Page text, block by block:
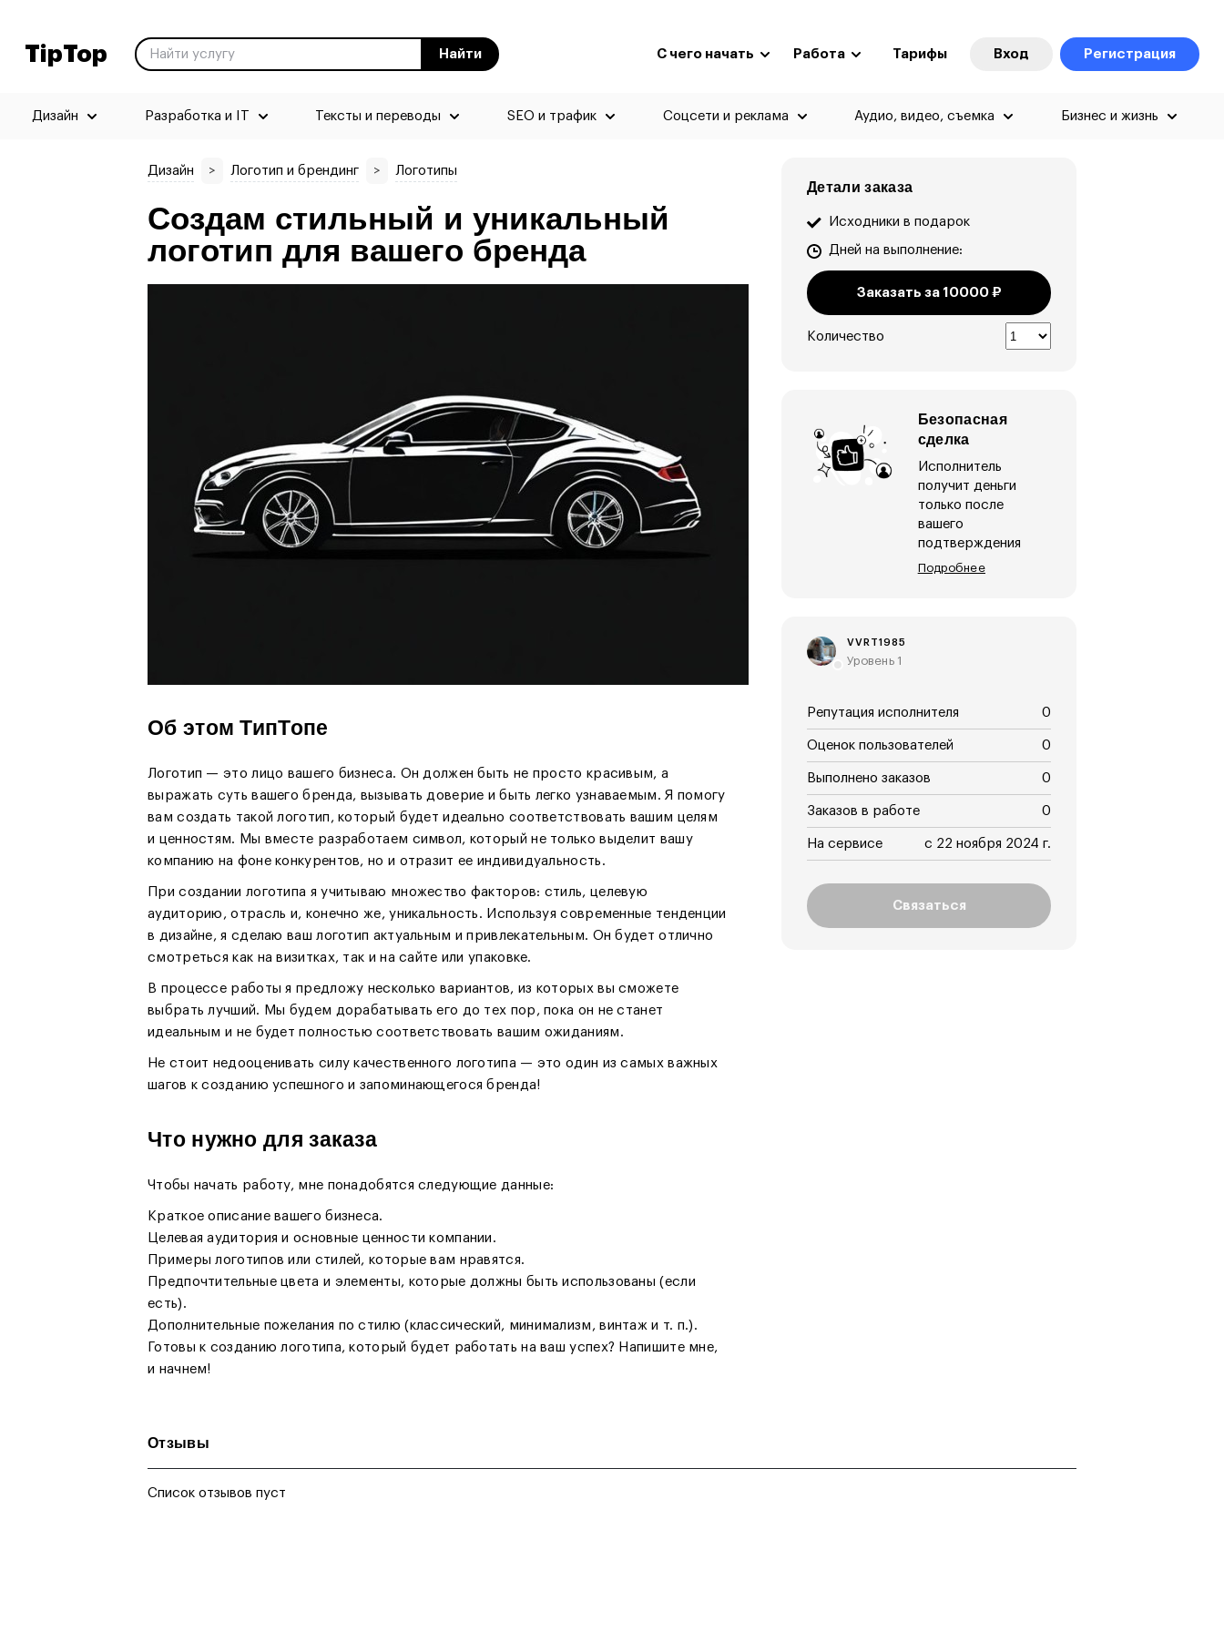
TipTop Найти С чего начать Работа Тарифы Вход Регистрация
Дизайн Разработка и IT Тексты и переводы SEO и трафик Соцсети и реклама Аудио, видео, съемка Бизнес и жизнь
Дизайн > Логотип и брендинг > Логотипы
Создам стильный и уникальный
логотип для вашего бренда
Об этом ТипТопе
Логотип — это лицо вашего бизнеса. Он должен быть не просто красивым, а
выражать суть вашего бренда, вызывать доверие и быть легко узнаваемым. Я помогу
вам создать такой логотип, который будет идеально соответствовать вашим целям
и ценностям. Мы вместе разработаем символ, который не только выделит вашу
компанию на фоне конкурентов, но и отразит ее индивидуальность.
При создании логотипа я учитываю множество факторов: стиль, целевую
аудиторию, отрасль и, конечно же, уникальность. Используя современные тенденции
в дизайне, я сделаю ваш логотип актуальным и привлекательным. Он будет отлично
смотреться как на визитках, так и на сайте или упаковке.
В процессе работы я предложу несколько вариантов, из которых вы сможете
выбрать лучший. Мы будем дорабатывать его до тех пор, пока он не станет
идеальным и не будет полностью соответствовать вашим ожиданиям.
Не стоит недооценивать силу качественного логотипа — это один из самых важных
шагов к созданию успешного и запоминающегося бренда!
Что нужно для заказа
Чтобы начать работу, мне понадобятся следующие данные:
Краткое описание вашего бизнеса.
Целевая аудитория и основные ценности компании.
Примеры логотипов или стилей, которые вам нравятся.
Предпочтительные цвета и элементы, которые должны быть использованы (если
есть).
Дополнительные пожелания по стилю (классический, минимализм, винтаж и т. п.).
Готовы к созданию логотипа, который будет работать на ваш успех? Напишите мне,
и начнем!
Детали заказа
Исходники в подарок
Дней на выполнение:
Заказать за 10000₽
Количество
Безопасная
сделка
Исполнитель
получит деньги
только после
вашего
подтверждения
Подробнее
VVRT1985
Уровень 1
Репутация исполнителя 0
Оценок пользователей 0
Выполнено заказов 0
Заказов в работе 0
На сервисе с 22 ноября 2024 г.
Связаться
Отзывы
Список отзывов пуст